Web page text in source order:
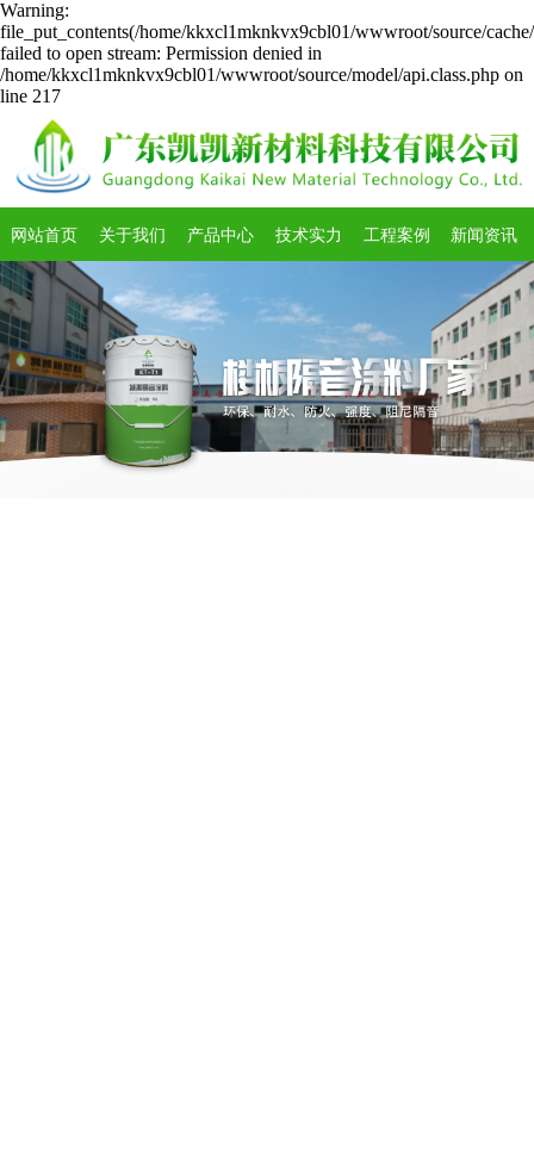
Warning:
file_put_contents(/home/kkxcl1mknkvx9cbl01/wwwroot/source/
failed to open stream: Permission denied in
/home/kkxcl1mknkvx9cbl01/wwwroot/source/model/api.class.php on
line 217
网站首页 关于我们 产品中心 技术实力 工程案例 新闻资讯